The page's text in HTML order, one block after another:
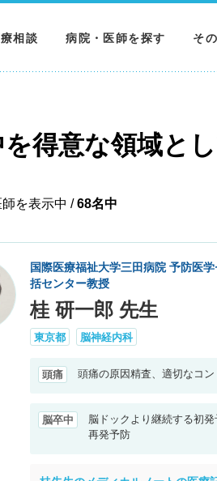
相談 病院・医師を探す そ
を得意な領域と
を表示中 /68名中
国際医療福祉大学三田病院 予防医
括センター教授
桂 研一郎 先生
東京都 脳神経内科
頭痛 頭痛の原因精査、適切なコ
脳卒中
脳ドックより継続する初
再発予防